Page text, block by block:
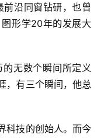
沿同窗钻研，也曾
形学20年的发展大
无数个瞬间所定义
，有三个瞬间，他总
技的创始人。而今